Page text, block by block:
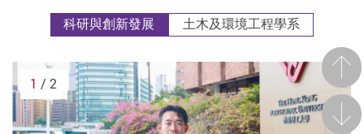
科研與創新發展 土木及環境工程學系
前
後一
1 / 2